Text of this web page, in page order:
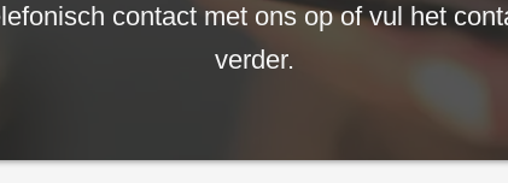
contact met ons op of vul het
verder.